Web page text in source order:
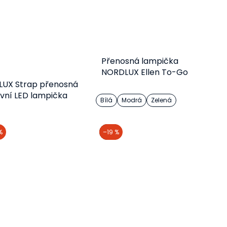
Strap přenosná
LED lampička
Přenosná lampička
NORDLUX Ellen To-Go
Bílá Modrá Zelená
akce
–19 %